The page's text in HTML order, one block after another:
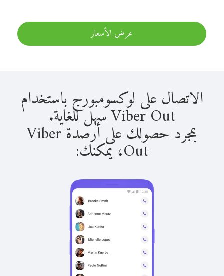
عرض الأسعار
الاتصال على لوكسومبورج باستخدام
Viber Out سهل للغاية.
بمجرد حصولك على أرصدة Viber
Out، يمكنك: